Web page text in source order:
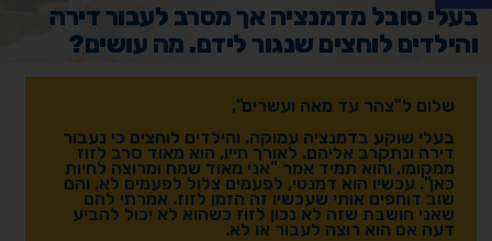
בעלי סובל מדמנציה אך מסרב לעבור דירה
והילדים לוחצים שנגור לידם. מה עושים?
שלום ל"צהר עד מאה ועשרים",
בעלי שוקע בדמנציה עמוקה, והילדים לוחצים כי נעבור
דירה ונתקרב אליהם. לאורך חייו, הוא מאוד סרב לזוז
ממקומו, והוא תמיד אמר "אני מאוד שמח ומרוצה לחיות
כאן". עכשיו הוא דמנטי, לפעמים צלול לפעמים לא, והם
שוב דוחפים אותי שעכשיו זה הזמן לזוז. אמרתי להם
שאני חושבת שזה לא נכון לזוז כשהוא לא יכול להביע
דעה אם הוא רוצה לעבור או לא.